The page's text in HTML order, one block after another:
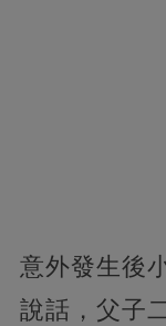
意外發生後
說話，父子